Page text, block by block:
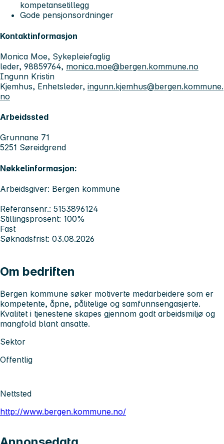
kompetansetillegg
Gode pensjonsordninger
Kontaktinformasjon
Monica Moe, Sykepleiefaglig
leder, 98859764, monica.moe@bergen.kommune.no
Ingunn Kristin
Kjemhus, Enhetsleder, ingunn.kjemhus@bergen.kommune.
no
Arbeidssted
Grunnane 71
5251 Søreidgrend
Nøkkelinformasjon:
Arbeidsgiver: Bergen kommune
Referansenr.: 5153896124
Stillingsprosent: 100%
Fast
Søknadsfrist: 03.08.2026
Om bedriften
Bergen kommune søker motiverte medarbeidere som er
kompetente, åpne, pålitelige og samfunnsengasjerte.
Kvalitet i tjenestene skapes gjennom godt arbeidsmiljø og
mangfold blant ansatte.
Sektor
Offentlig
Nettsted
http://www.bergen.kommune.no/